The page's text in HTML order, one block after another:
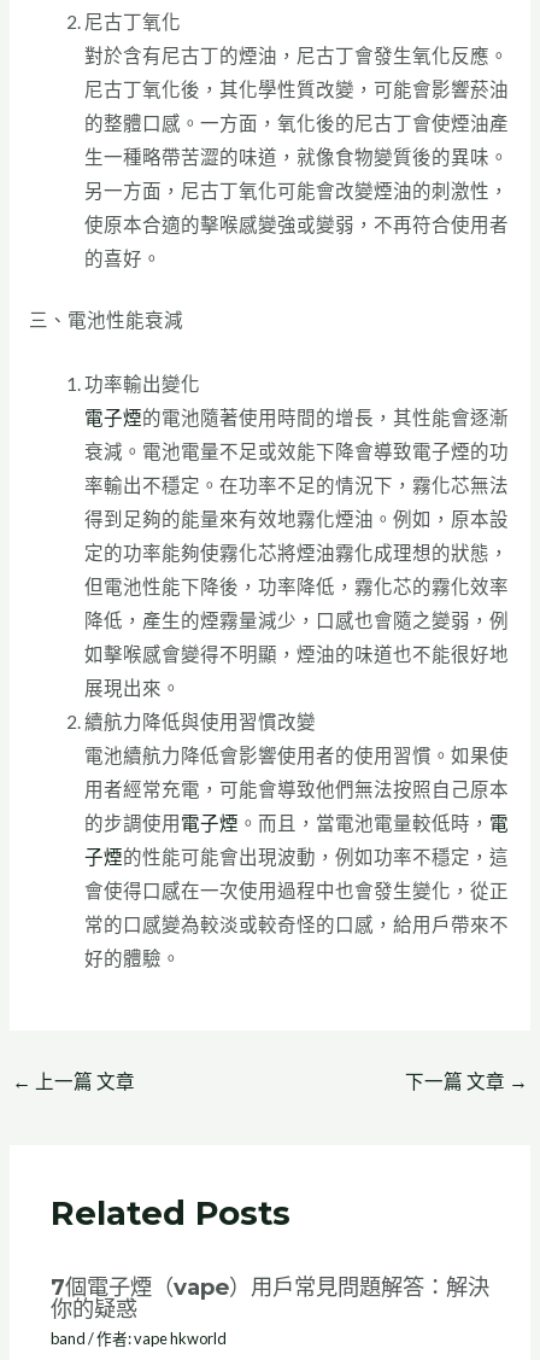
尼古丁氧化
對於含有尼古丁的煙油，尼古丁會發生氧化反應。
尼古丁氧化後，其化學性質改變，可能會影響菸油
的整體口感。一方面，氧化後的尼古丁會使煙油產
生一種略帶苦澀的味道，就像食物變質後的異味。
另一方面，尼古丁氧化可能會改變煙油的刺激性，
使原本合適的擊喉感變強或變弱，不再符合使用者
的喜好。
三、電池性能衰減
功率輸出變化
電子煙的電池隨著使用時間的增長，其性能會逐漸
衰減。電池電量不足或效能下降會導致電子煙的功
率輸出不穩定。在功率不足的情況下，霧化芯無法
得到足夠的能量來有效地霧化煙油。例如，原本設
定的功率能夠使霧化芯將煙油霧化成理想的狀態，
但電池性能下降後，功率降低，霧化芯的霧化效率
降低，產生的煙霧量減少，口感也會隨之變弱，例
如擊喉感會變得不明顯，煙油的味道也不能很好地
展現出來。
續航力降低與使用習慣改變
電池續航力降低會影響使用者的使用習慣。如果使
用者經常充電，可能會導致他們無法按照自己原本
的步調使用 電子煙 。而且，當電池電量較低時， 電
子煙的性能可能會出現波動，例如功率不穩定，這
會使得口感在一次使用過程中也會發生變化，從正
常的口感變為較淡或較奇怪的口感，給用戶帶來不
好的體驗。
← 上一篇 文章 下一篇 文章 →
Related Posts
7個電子煙（vape）用戶常見問題解答：解決
你的疑惑
band/ 作者:vape hkworld